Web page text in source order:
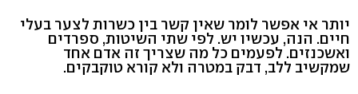
יותר אי אפשר לומר שאין קשר בין כשרות לצער בעלי
חיים. הנה, עכשיו יש. לפי שתי השיטות, ספרדים
ואשכנזים. לפעמים כל מה שצריך זה אדם אחד
שמקשיב ללב, דבק במטרה ולא קורא טוקבקים.